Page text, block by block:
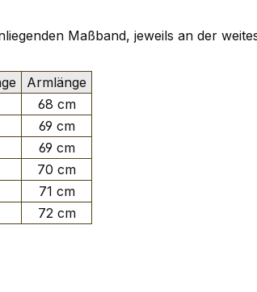
Maßband, jeweils an der
Armlänge
68 cm
69 cm
69 cm
70 cm
71 cm
72 cm